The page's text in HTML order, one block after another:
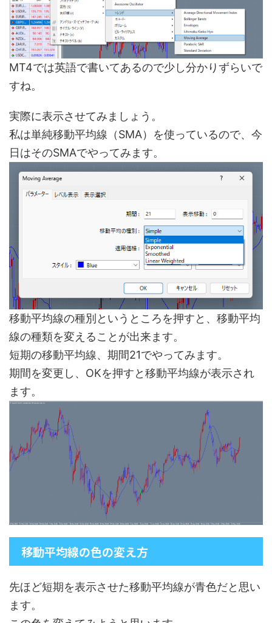
MT4では英語で書いてあるので少し分かりずらいで
すね。
実際に表示させてみましょう。
私は単純移動平均線（SMA）を使っているので、今
日はそのSMAでやってみます。
移動平均線の種別というところを押すと、移動平均
線の種類を変えることが出来ます。
短期の移動平均線、期間21でやってみます。
期間を変更し、OKを押すと移動平均線が表示され
ます。
移動平均線の色の変え方
先ほど短期を表示させた移動平均線が青色だと思い
ます。